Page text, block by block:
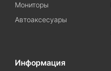
Мониторы
Автоаксесуары
Информация